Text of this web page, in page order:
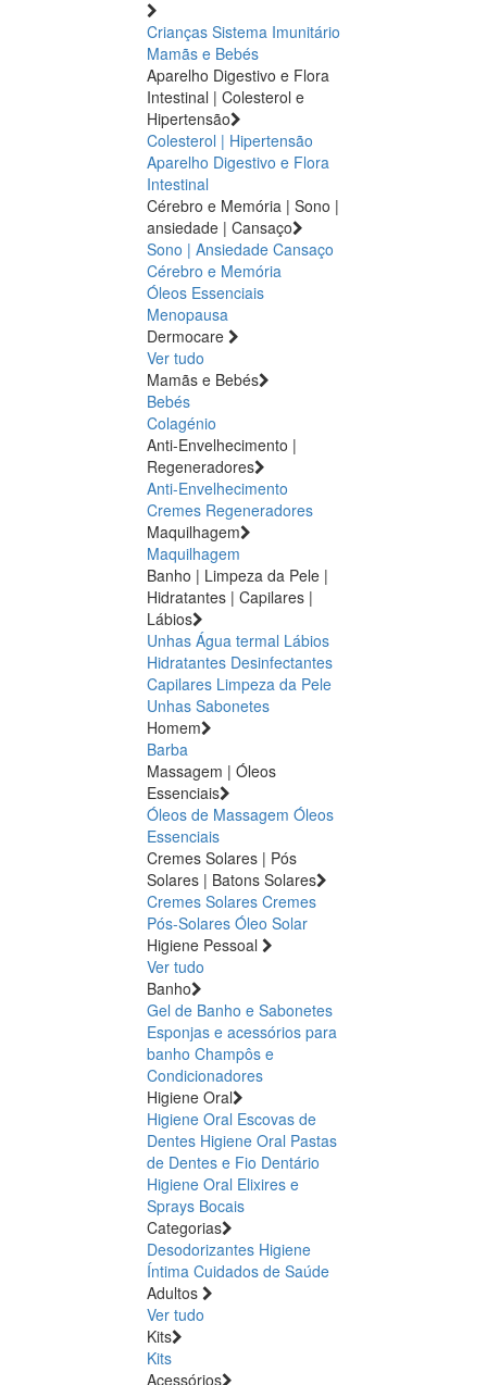
Crianças Sistema Imunitário
Mamãs e Bebés
Aparelho Digestivo e Flora
Intestinal | Colesterol e
Hipertensão
Colesterol | Hipertensão
Aparelho Digestivo e Flora
Intestinal
Cérebro e Memória | Sono |
ansiedade | Cansaço
Sono | Ansiedade Cansaço
Cérebro e Memória
Óleos Essenciais
Menopausa
Dermocare
Ver tudo
Mamãs e Bebés
Bebés
Colagénio
Anti-Envelhecimento |
Regeneradores
Anti-Envelhecimento
Cremes Regeneradores
Maquilhagem
Maquilhagem
Banho | Limpeza da Pele |
Hidratantes | Capilares |
Lábios
Unhas Água termal Lábios
Hidratantes Desinfectantes
Capilares Limpeza da Pele
Unhas Sabonetes
Homem
Barba
Massagem | Óleos
Essenciais
Óleos de Massagem Óleos
Essenciais
Cremes Solares | Pós
Solares | Batons Solares
Cremes Solares Cremes
Pós-Solares Óleo Solar
Higiene Pessoal
Ver tudo
Banho
Gel de Banho e Sabonetes
Esponjas e acessórios para
banho Champôs e
Condicionadores
Higiene Oral
Higiene Oral Escovas de
Dentes Higiene Oral Pastas
de Dentes e Fio Dentário
Higiene Oral Elixires e
Sprays Bocais
Categorias
Desodorizantes Higiene
Íntima Cuidados de Saúde
Adultos
Ver tudo
Kits
Kits
Acessórios